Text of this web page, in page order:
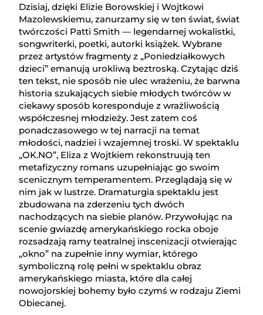
Dzisiaj, dzięki Elizie Borowskiej i Wojtkowi
Mazolewskiemu, zanurzamy się w ten świat, świat
twórczości Patti Smith — legendarnej wokalistki,
songwriterki, poetki, autorki książek. Wybrane
przez artystów fragmenty z „Poniedziałkowych
dzieci” emanują urokliwą beztroską. Czytając dziś
ten tekst, nie sposób nie ulec wrażeniu, że barwna
historia szukających siebie młodych twórców w
ciekawy sposób koresponduje z wrażliwością
współczesnej młodzieży. Jest zatem coś
ponadczasowego w tej narracji na temat
młodości, nadziei i wzajemnej troski. W spektaklu
„OK.NO”, Eliza z Wojtkiem rekonstruują ten
metafizyczny romans uzupełniając go swoim
scenicznym temperamentem. Przeglądają się w
nim jak w lustrze. Dramaturgia spektaklu jest
zbudowana na zderzeniu tych dwóch
nachodzących na siebie planów. Przywołując na
scenie gwiazdę amerykańskiego rocka oboje
rozsadzają ramy teatralnej inscenizacji otwierając
„okno” na zupełnie inny wymiar, którego
symboliczną rolę pełni w spektaklu obraz
amerykańskiego miasta, które dla całej
nowojorskiej bohemy było czymś w rodzaju Ziemi
Obiecanej.